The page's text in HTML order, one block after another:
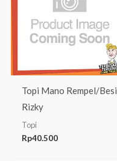
Topi Mano Rempel/Besi
Rizky
Topi
Rp40.500